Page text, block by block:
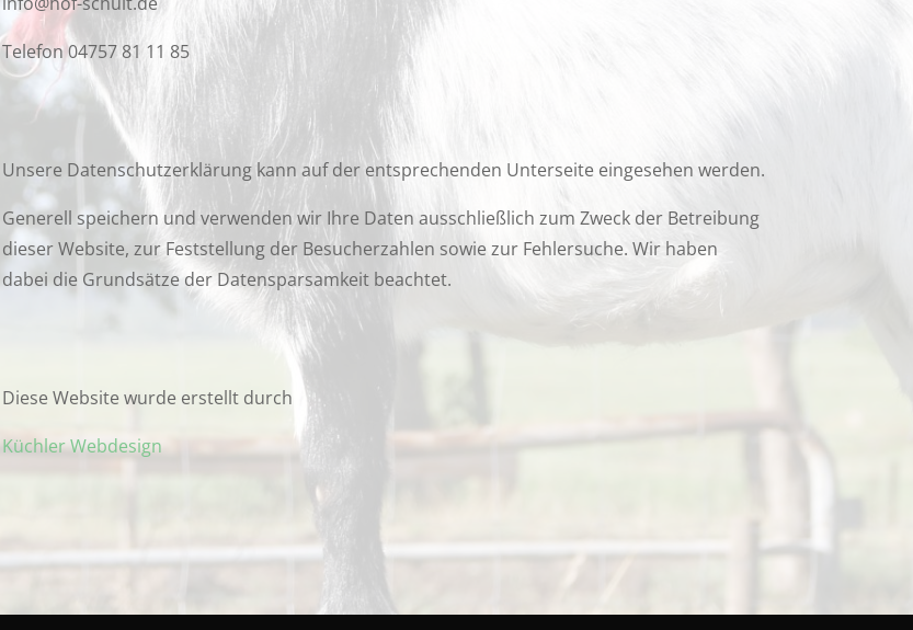
Telefon 04757 81 11 85
Unsere Datenschutzerklärung kann auf der entsprechenden Unterseite eingesehen werden.
Generell speichern und verwenden wir Ihre Daten ausschließlich zum Zweck der Betreibung
dieser Website, zur Feststellung der Besucherzahlen sowie zur Fehlersuche. Wir haben
dabei die Grundsätze der Datensparsamkeit beachtet.
Diese Website wurde erstellt durch
Küchler Webdesign